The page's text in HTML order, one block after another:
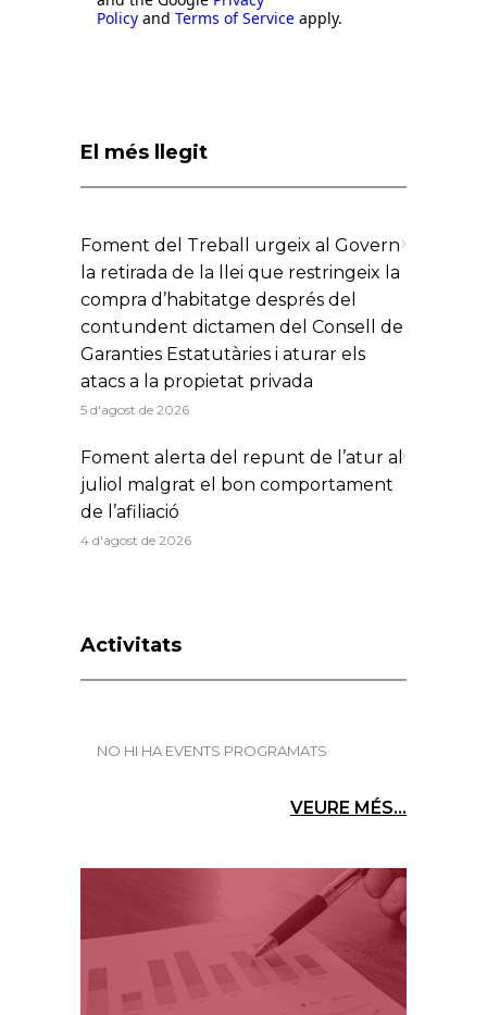
Policy and Terms of Service apply.
El més llegit
Foment del Treball urgeix al Govern
la retirada de la llei que restringeix la
compra d’habitatge després del
contundent dictamen del Consell de
Garanties Estatutàries i aturar els
atacs a la propietat privada
5 d'agost de 2026
Foment alerta del repunt de l’atur al
juliol malgrat el bon comportament
de l’afiliació
4 d'agost de 2026
Activitats
NO HI HA EVENTS PROGRAMATS
VEURE MÉS...